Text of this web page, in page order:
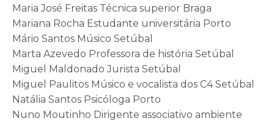
Maria José Freitas Técnica superior Braga
Mariana Rocha Estudante universitária Porto
Mário Santos Músico Setúbal
Marta Azevedo Professora de história Setúbal
Miguel Maldonado Jurista Setúbal
Miguel Paulitos Músico e vocalista dos C4 Setúbal
Natália Santos Psicóloga Porto
Nuno Moutinho Dirigente associativo ambiente